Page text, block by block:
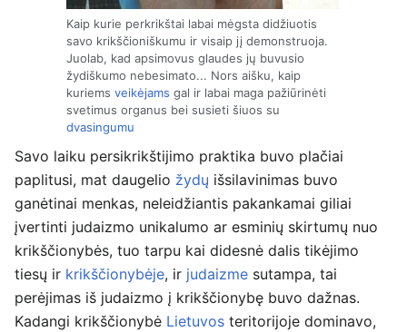
Kaip kurie perkrikštai labai mėgsta didžiuotis
savo krikščioniškumu ir visaip jį demonstruoja.
Juolab, kad apsimovus glaudes jų buvusio
žydiškumo nebesimato... Nors aišku, kaip
kuriems veikėjams gal ir labai maga pažiūrinėti
svetimus organus bei susieti šiuos su
dvasingumu
Savo laiku persikrikštijimo praktika buvo plačiai
paplitusi, mat daugelio žydų išsilavinimas buvo
ganėtinai menkas, neleidžiantis pakankamai giliai
įvertinti judaizmo unikalumo ar esminių skirtumų nuo
krikščionybės, tuo tarpu kai didesnė dalis tikėjimo
tiesų ir krikščionybėje, ir judaizme sutampa, tai
perėjimas iš judaizmo į krikščionybę buvo dažnas.
Kadangi krikščionybė Lietuvos teritorijoje dominavo,